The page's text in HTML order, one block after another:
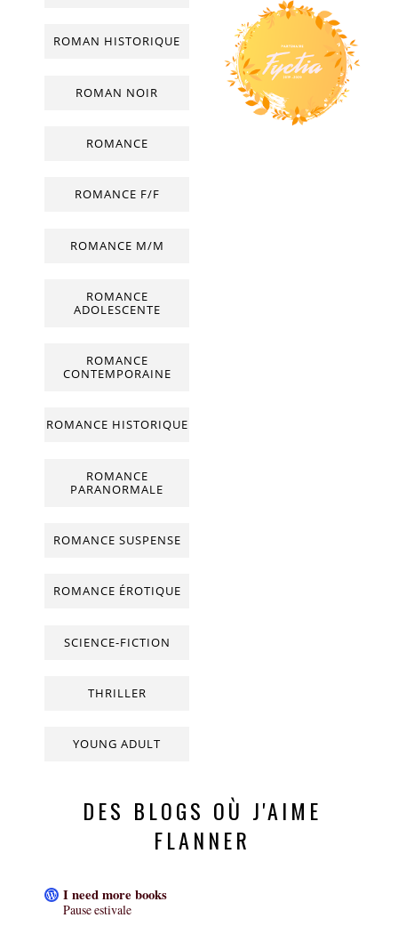
ROMAN HISTORIQUE
ROMAN NOIR
ROMANCE
ROMANCE F/F
ROMANCE M/M
ROMANCE
ADOLESCENTE
ROMANCE
CONTEMPORAINE
ROMANCE HISTORIQUE
ROMANCE
PARANORMALE
ROMANCE SUSPENSE
ROMANCE ÉROTIQUE
SCIENCE-FICTION
THRILLER
YOUNG ADULT
DES BLOGS OÙ J'AIME
FLANNER
I need more books
Pause estivale